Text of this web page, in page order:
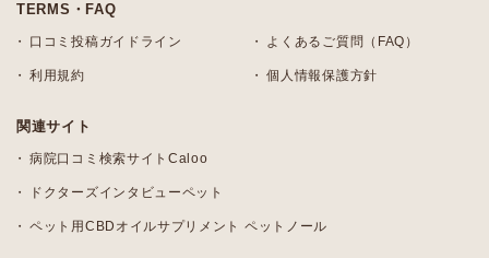
TERMS・FAQ
口コミ投稿ガイドライン よくあるご質問（FAQ）
利用規約 個人情報保護方針
関連サイト
病院口コミ検索サイトCaloo
ドクターズインタビューペット
ペット用CBDオイルサプリメント ペットノール